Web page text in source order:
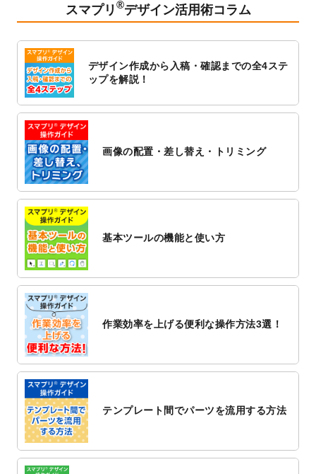
2023/1/13
4月始まりのカレンダーデザインテンプレー
2023/1/5
スタンプカードのデザインテンプレート
追加しました。
2022/12/26
止のお知らせ
2022/12/16
トを公開いたしました。
2022/12/1
2022/11/25
【新商品】封筒が作成できるようになりま
2022/11/25
【新商品】クリアファイルが作成できるよ
2022/11/4
しました。
2022/10/26
レートを追加しました。
2022/10/26
追加しました。
2022/10/20
2022/10/14
年賀ポスターのデザインテンプレートを公
2022/10/6
チラシ作成からポスティング配布注文まで
スマプリ ®デザイン活用術コラム
デザイン作成から入稿・確認までの全4ステ
ップを解説！
画像の配置・差し替え・トリミング
基本ツールの機能と使い方
作業効率を上げる便利な操作方法3選！
テンプレート間でパーツを流用する方法